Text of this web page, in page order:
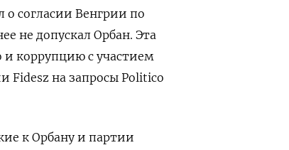
о согласии Венгрии по
не допускал Орбан. Эта
и коррупцию с участием
Fidesz на запросы Politico
к Орбану и партии